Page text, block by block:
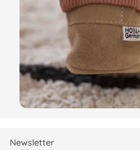
Newsletter